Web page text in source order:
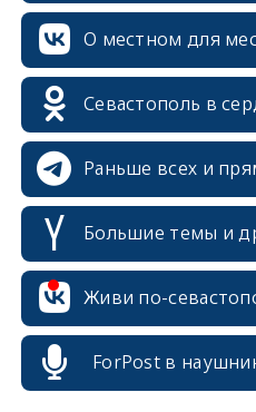
О местном для
Севастополь в
Раньше всех и
Большие темы и
Живи по-
ForPost в